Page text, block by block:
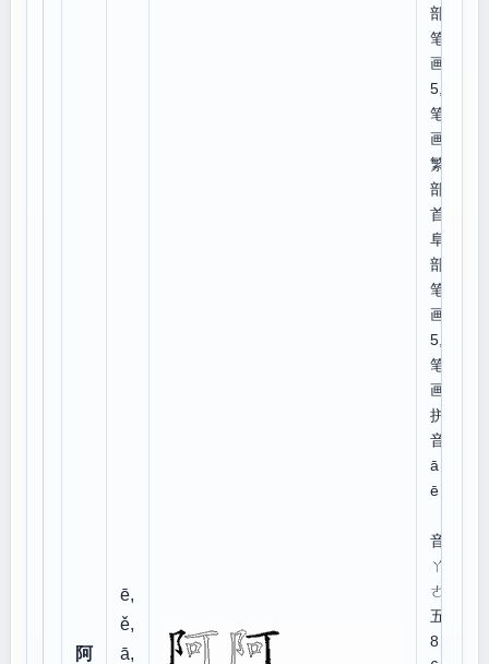
阿
ē,
ě,
ā,
部外
笔
画:
5,总
笔
画:7
繁体
部
首:
阜,
部外
笔
画:
5,总
笔
画:8
拼
音：
ā
ē
音：
ㄚ
ㄜ
五笔
8